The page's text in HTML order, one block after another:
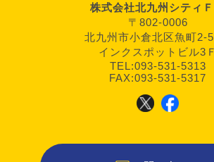
株式会社北九州シティ
〒802-0006
北九州市小倉北区魚町2-
インクスポットビル3Ｆ
TEL:093-531-5313
FAX:093-531-5317